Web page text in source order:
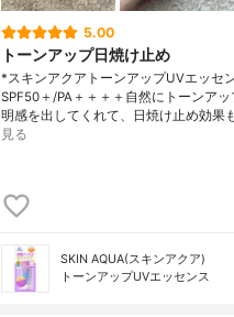
5.00
トーンアップ日焼け止め
*スキンアクアトーンアップUVエッセ
SPF50＋/PA＋＋＋＋自然にトーンア
明感を出してくれて、日焼け止め効果
見る
SKIN AQUA(スキンアクア)
トーンアップUVエッセンス